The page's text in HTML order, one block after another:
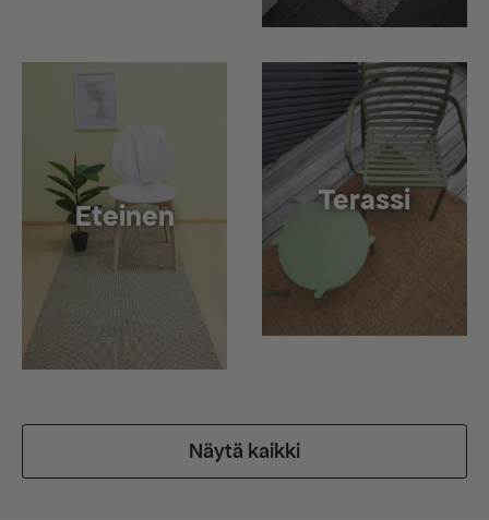
Eteinen Terassi
Näytä kaikki